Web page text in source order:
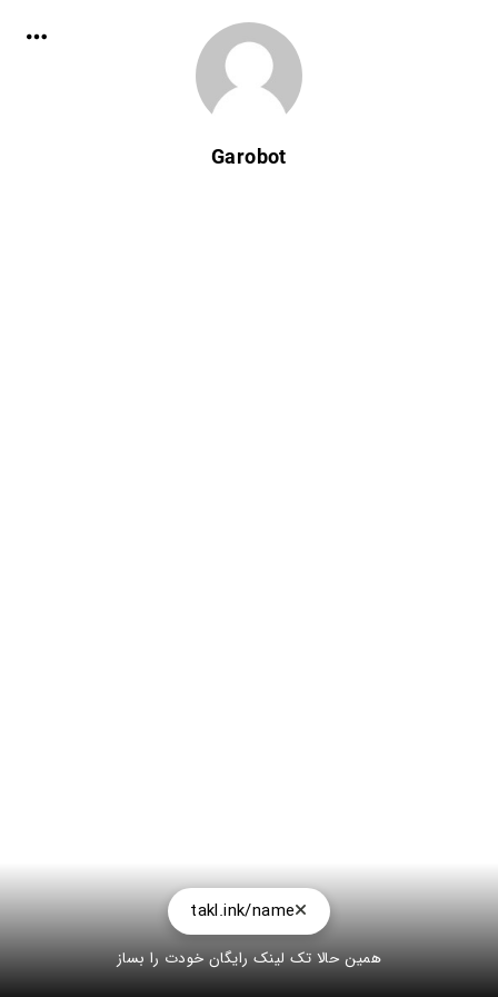
Garobot
takl.ink/name
همین حالا تک لینک رایگان خودت را بساز